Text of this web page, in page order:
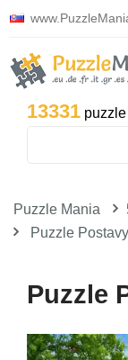
13331
Puzzle Mania
Puzzle
Puzzle